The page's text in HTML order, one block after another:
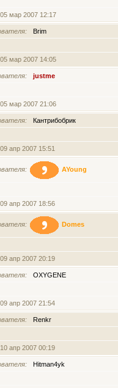
05 мар 2007 12:17
Brim
05 мар 2007 14:05
justme
05 мар 2007 21:06
Кантрибобрик
09 апр 2007 15:51
AYoung
09 апр 2007 18:56
Domes
09 апр 2007 20:19
OXYGENE
09 апр 2007 21:54
Renkr
10 апр 2007 00:19
Hitman4yk